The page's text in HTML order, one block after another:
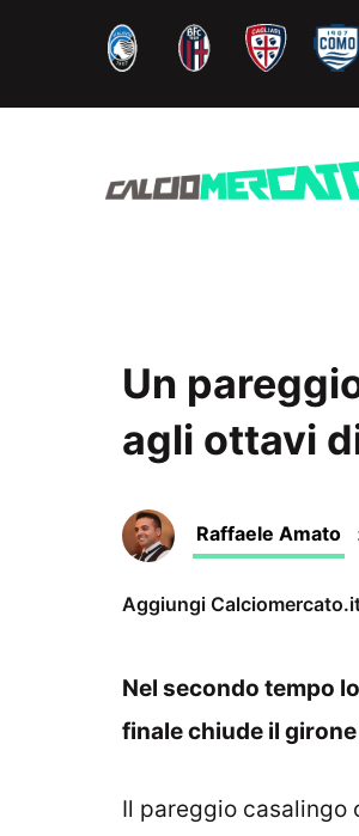
contenuto
Un
agli ottavi
Raffaele Amato
Aggiungi
Nel secondo tempo
finale chiude il
Il pareggio casalingo